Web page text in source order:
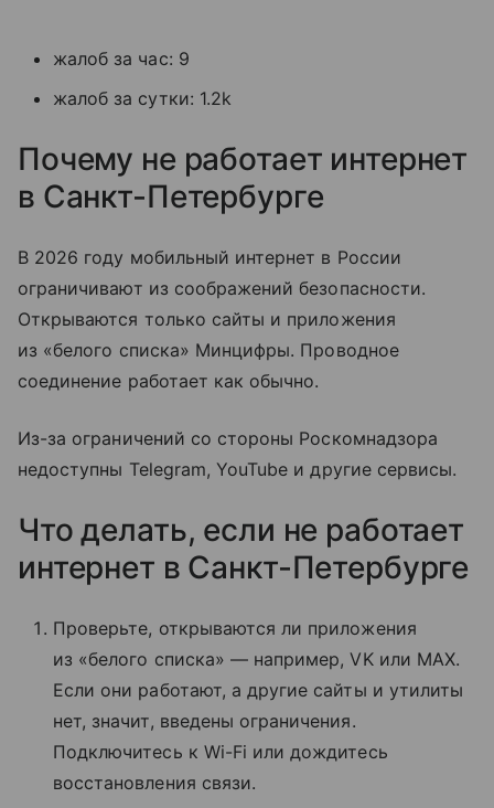
жалоб за час: 9
жалоб за сутки: 1.2k
Почему не работает интернет
в Санкт-Петербурге
В 2026 году мобильный интернет в России
ограничивают из соображений безопасности.
Открываются только сайты и приложения
из «белого списка» Минцифры. Проводное
соединение работает как обычно.
Из-за ограничений со стороны Роскомнадзора
недоступны Telegram, YouTube и другие сервисы.
Что делать, если не работает
интернет в Санкт-Петербурге
Проверьте, открываются ли приложения
из «белого списка» — например, VK или MAX.
Если они работают, а другие сайты и утилиты
нет, значит, введены ограничения.
Подключитесь к Wi-Fi или дождитесь
восстановления связи.